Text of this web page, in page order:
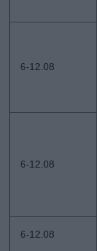
6-12.08
6-12.08
6-12.08